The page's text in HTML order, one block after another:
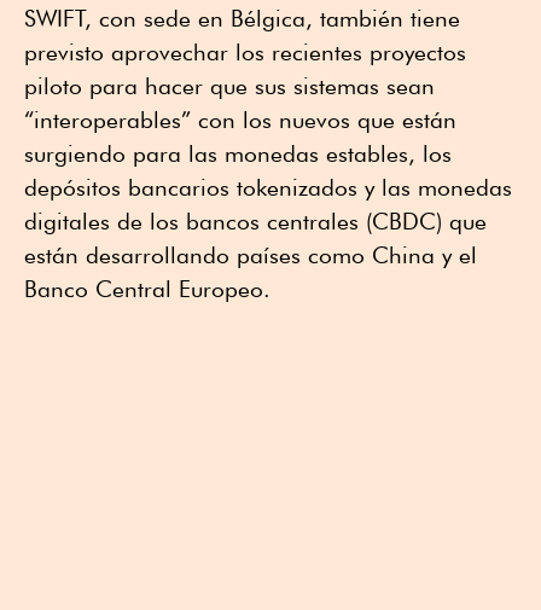
SWIFT, con sede en Bélgica, también tiene
previsto aprovechar los recientes proyectos
piloto para hacer que sus sistemas sean
“interoperables” con los nuevos que están
surgiendo para las monedas estables, los
depósitos bancarios tokenizados y las monedas
digitales de los bancos centrales (CBDC) que
están desarrollando países como China y el
Banco Central Europeo.